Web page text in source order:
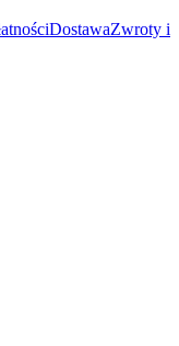
DostawaZwroty i